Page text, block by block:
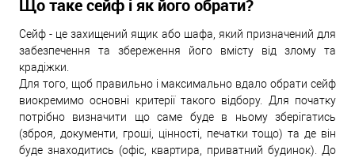
Що таке сейф і як його обрати?
Сейф - це захищений ящик або шафа, який призначений для
забезпечення та збереження його вмісту від злому та
крадіжки.
Для того, щоб правильно і максимально вдало обрати сейф
виокремимо основні критерії такого відбору. Для початку
потрібно визначити що саме буде в ньому зберігатись
(зброя, документи, гроші, цінності, печатки тощо) та де він
буде знаходитись (офіс, квартира, приватний будинок). До